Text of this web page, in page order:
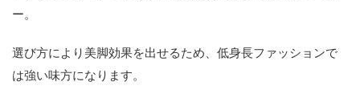
ー。
選び方により美脚効果を出せるため、低身長ファッションで
は強い味方になります。